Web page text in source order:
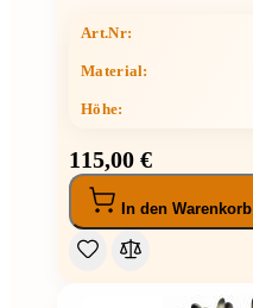
Art.Nr:
Material:
Höhe:
115,00 €
In den Warenkorb